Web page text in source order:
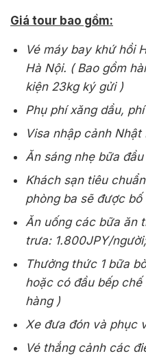
Giá tour bao gồm:
Vé máy bay khứ hồi
Hà Nội. ( Bao gồm
kiện 23kg ký gửi )
Phụ phí xăng dầu,
Visa nhập cảnh
Ăn sáng nhẹ bữa
Khách sạn tiêu
phòng ba sẽ được
Ăn uống các bữa ăn
trưa: 1.800JPY/
Thưởng thức 1 bữa
hoặc có đầu bếp
hàng )
Xe đưa đón và phục
Vé thắng cảnh các